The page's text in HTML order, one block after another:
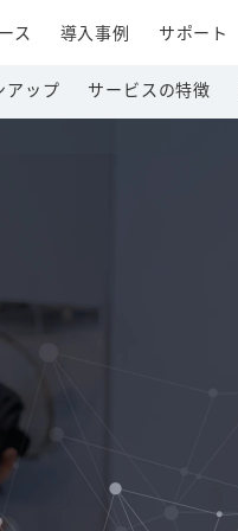
アップ サービスの特徴
ス 導入事例 サポート